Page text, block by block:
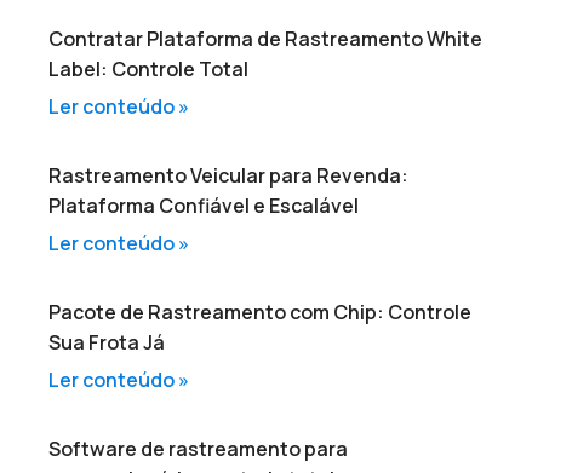
Contratar Plataforma de Rastreamento White
Label: Controle Total
Ler conteúdo »
Rastreamento Veicular para Revenda:
Plataforma Confiável e Escalável
Ler conteúdo »
Pacote de Rastreamento com Chip: Controle
Sua Frota Já
Ler conteúdo »
Software de rastreamento para